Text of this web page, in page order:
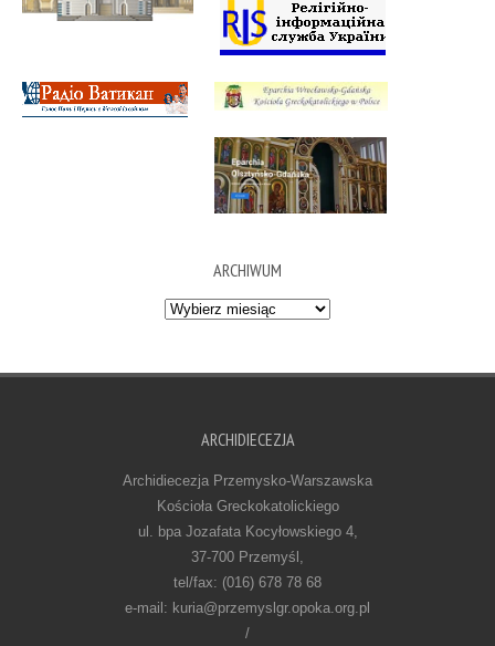
ARCHIWUM
Archiwum
ARCHIDIECEZJA
Archidiecezja Przemysko-Warszawska
Kościoła Greckokatolickiego
ul. bpa Jozafata Kocyłowskiego 4,
37-700 Przemyśl,
tel/fax: (016) 678 78 68
e-mail: kuria@przemyslgr.opoka.org.pl
/